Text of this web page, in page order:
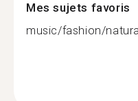
Mes sujets favoris
music/fashion/